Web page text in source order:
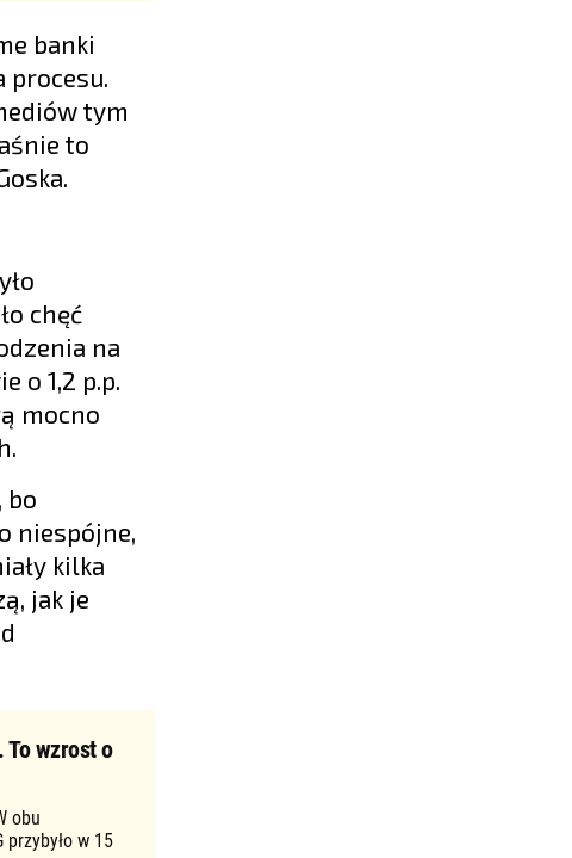
banki
procesu.
tym
to
chęć
na
o 1,2 p.p.
mocno
bo
niespójne,
kilka
jak je
To wzrost o
obu
w 15